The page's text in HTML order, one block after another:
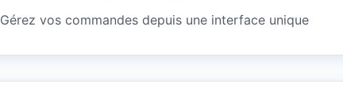
Gérez vos commandes depuis une interface unique